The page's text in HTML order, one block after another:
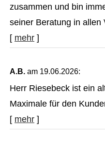
zusammen und bin
seiner Beratung in allen
[ mehr ]
A.B. am 19.06.2026:
Herr Riesebeck ist ein
Maximale für den
[ mehr ]